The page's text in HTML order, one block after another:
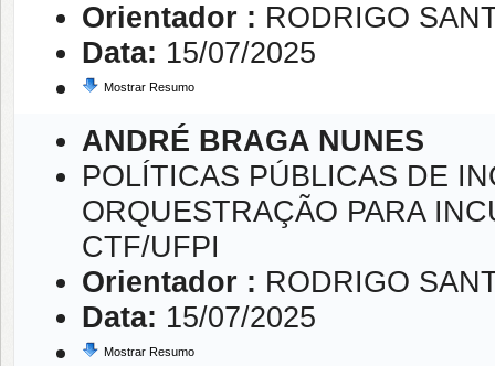
Orientador : RODRIGO
Data: 15/07/2025
Mostrar Resumo
ANDRÉ BRAGA NUNES
POLÍTICAS PÚBLICAS DE
ORQUESTRAÇÃO PARA
CTF/UFPI
Orientador : RODRIGO
Data: 15/07/2025
Mostrar Resumo